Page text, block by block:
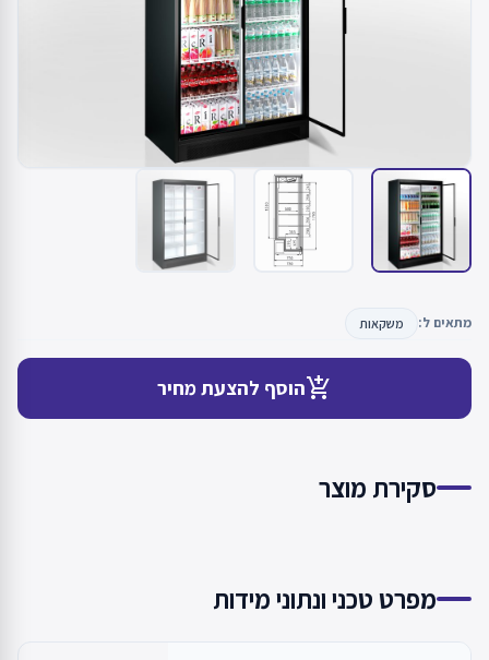
מתאים ל: משקאות
add_shopping_cartהוסף להצעת מחיר
סקירת מוצר
מפרט טכני ונתוני מידות